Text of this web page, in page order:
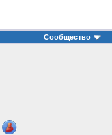
Сообщество